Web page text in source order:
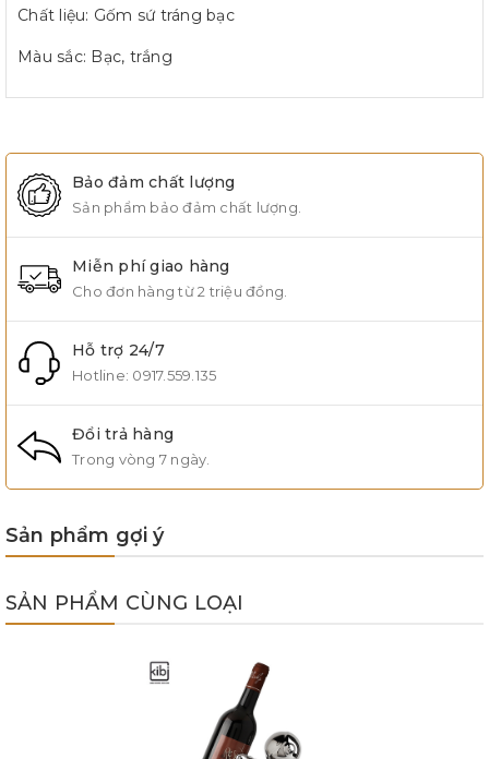
Chất liệu: Gốm sứ tráng bạc
Màu sắc: Bạc, trắng
Bảo đảm chất lượng
Sản phẩm bảo đảm chất lượng.
Miễn phí giao hàng
Cho đơn hàng từ 2 triệu đồng.
Hỗ trợ 24/7
Hotline: 0917.559.135
Đổi trả hàng
Trong vòng 7 ngày.
Sản phẩm gợi ý
SẢN PHẨM CÙNG LOẠI